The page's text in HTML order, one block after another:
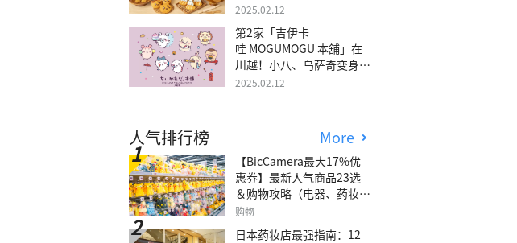
2025.02.12
第2家「吉伊卡
哇 MOGUMOGU 本舖」在
川越！小八、乌萨奇变身可
爱地瓜！
2025.02.12
人气排行榜 More
【BicCamera最大17%优
惠券】最新人气商品23选
＆购物攻略（电器、药妆、
玩具等）
购物
日本药妆店最强指南：12